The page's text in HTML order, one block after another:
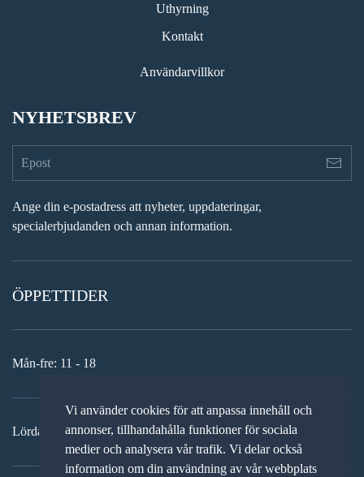
Vi använder cookies för att anpassa innehåll och
annonser, tillhandahålla funktioner för sociala
medier och analysera vår trafik. Vi delar också
information om din användning av vår webbplats
Uthyrning
Kontakt
Användarvillkor
NYHETSBREV
Ange din e-postadress att nyheter, uppdateringar,
specialerbjudanden och annan information.
ÖPPETTIDER
Mån-fre: 11 - 18
Lördag: 11-15